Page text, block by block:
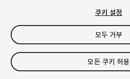
$15
세금/부가세는 결제 시 반영됩니다.
쿠키 설정
모두 거부
모든 쿠키 허용